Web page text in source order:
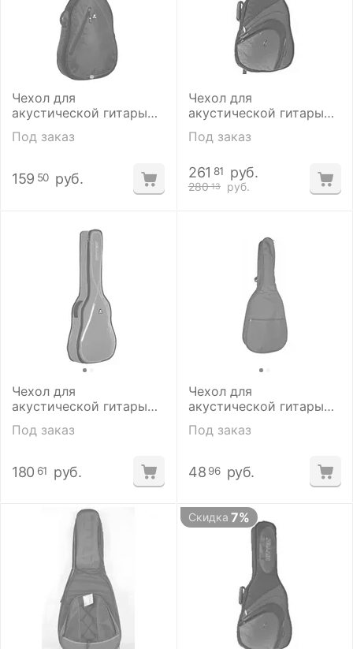
Чехол для
акустической гитары
Под заказ
159 50 руб.
Чехол для
акустической гитары
Под заказ
280 13 руб.
261 81 руб.
Чехол для
акустической гитары
Под заказ
180 61 руб.
Чехол для
акустической гитары
Под заказ
48 96 руб.
Скидка 7%